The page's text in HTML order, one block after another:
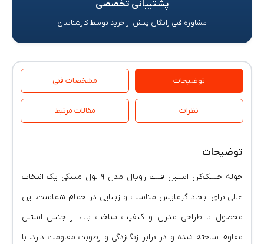
پشتیبانی تخصصی
مشاوره فنی رایگان پیش از خرید توسط کارشناسان
توضیحات مشخصات فنی
نظرات مقالات مرتبط
توضیحات
حوله خشک‌کن استیل فلت رویال مدل ۹ لول مشکی یک انتخاب
عالی برای ایجاد گرمایش مناسب و زیبایی در حمام شماست. این
محصول با طراحی مدرن و کیفیت ساخت بالا، از جنس استیل
مقاوم ساخته شده و در برابر زنگ‌زدگی و رطوبت مقاومت دارد. با